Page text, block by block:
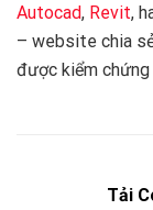
Autocad, Revit,
– website chia
được kiểm chứng
Tải